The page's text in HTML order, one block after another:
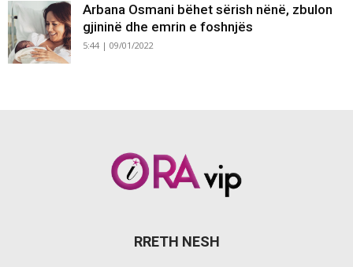
Arbana Osmani bëhet sërish nënë, zbulon
gjininë dhe emrin e foshnjës
5:44 | 09/01/2022
RRETH NESH